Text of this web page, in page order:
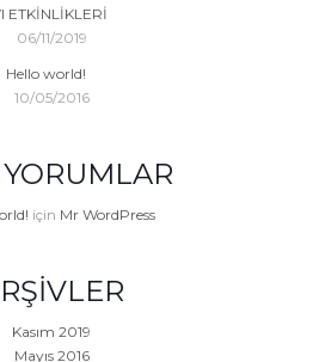
ETKİNLİKLERİ
06/11/2019
Hello world!
10/05/2016
için Mr WordPress
Kasım 2019
Mayıs 2016